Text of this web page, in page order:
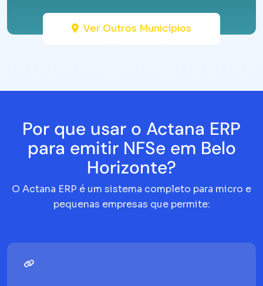
Ver Outros Municípios
Por que usar o Actana ERP
para emitir NFSe em Belo
Horizonte?
O Actana ERP é um sistema completo para micro e
pequenas empresas que permite: